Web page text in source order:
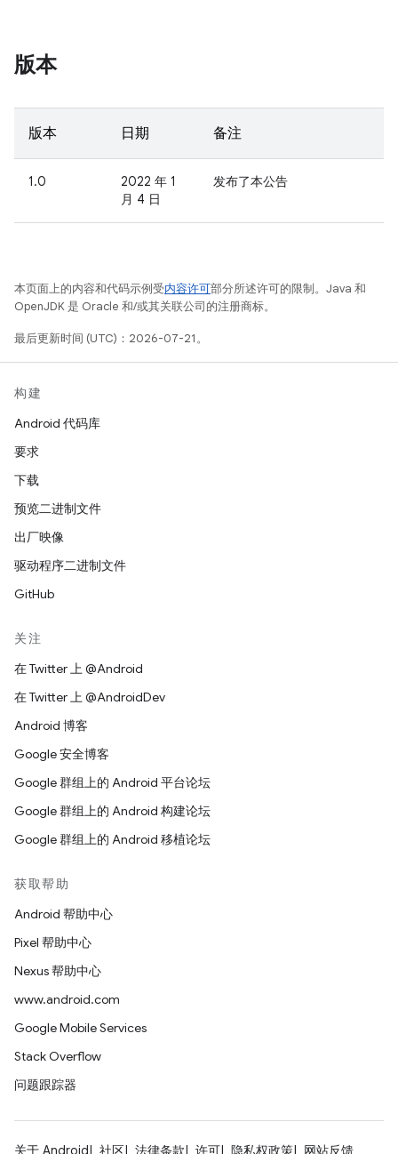
版本
版本 日期 备注
1.0
2022 年 1
月 4 日
发布了本公告
本页面上的内容和代码示例受内容许可部分所述许可的限制。Java 和
OpenJDK 是 Oracle 和/或其关联公司的注册商标。
最后更新时间 (UTC)：2026-07-21。
构建
Android 代码库
要求
下载
预览二进制文件
出厂映像
驱动程序二进制文件
GitHub
关注
在 Twitter 上 @Android
在 Twitter 上 @AndroidDev
Android 博客
Google 安全博客
Google 群组上的 Android 平台论坛
Google 群组上的 Android 构建论坛
Google 群组上的 Android 移植论坛
获取帮助
Android 帮助中心
Pixel 帮助中心
Nexus 帮助中心
www.android.com
Google Mobile Services
Stack Overflow
问题跟踪器
关于 Android 社区 法律条款 许可 隐私权政策 网站反馈